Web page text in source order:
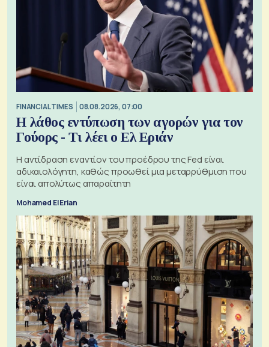
FINANCIAL TIMES 08.08.2026, 07:00
Η λάθος εντύπωση των αγορών για τον
Γούορς - Τι λέει ο Ελ Εριάν
Η αντίδραση εναντίον του προέδρου της Fed είναι
αδικαιολόγητη, καθώς προωθεί μια μεταρρύθμιση που
είναι απολύτως απαραίτητη
Mohamed El Erian